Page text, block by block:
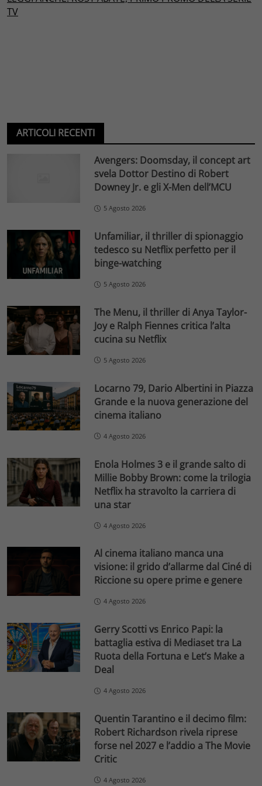
TV
ARTICOLI RECENTI
Avengers: Doomsday, il concept art
svela Dottor Destino di Robert
Downey Jr. e gli X-Men dell’MCU
5 Agosto 2026
Unfamiliar, il thriller di spionaggio
tedesco su Netflix perfetto per il
binge-watching
5 Agosto 2026
The Menu, il thriller di Anya Taylor-
Joy e Ralph Fiennes critica l’alta
cucina su Netflix
5 Agosto 2026
Locarno 79, Dario Albertini in Piazza
Grande e la nuova generazione del
cinema italiano
4 Agosto 2026
Enola Holmes 3 e il grande salto di
Millie Bobby Brown: come la trilogia
Netflix ha stravolto la carriera di
una star
4 Agosto 2026
Al cinema italiano manca una
visione: il grido d’allarme dal Ciné di
Riccione su opere prime e genere
4 Agosto 2026
Gerry Scotti vs Enrico Papi: la
battaglia estiva di Mediaset tra La
Ruota della Fortuna e Let’s Make a
Deal
4 Agosto 2026
Quentin Tarantino e il decimo film:
Robert Richardson rivela riprese
forse nel 2027 e l’addio a The Movie
Critic
4 Agosto 2026